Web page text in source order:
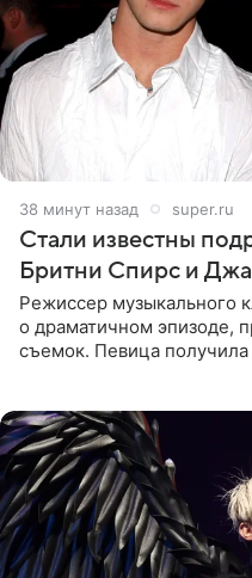
38 минут назад super.ru
Стали известны
Бритни Спирс и
Режиссер музыкального
о драматичном эпизоде,
съемок. Певица